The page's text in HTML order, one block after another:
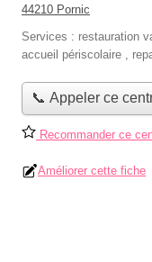
44210 Pornic
Services : restauration
accueil périscolaire ,
📞 Appeler ce
Recommander ce
Améliorer cette fiche